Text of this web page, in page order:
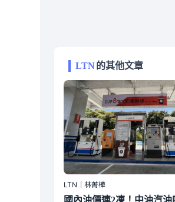
LTN的其他文章
LTN｜林菁樺